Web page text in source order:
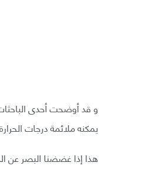
و قد أوضحت أحدى الباحثات
يمكنه ملائمة درجات
هذا إذا غضضنا البصر عن